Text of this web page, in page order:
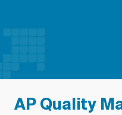
AP Quality